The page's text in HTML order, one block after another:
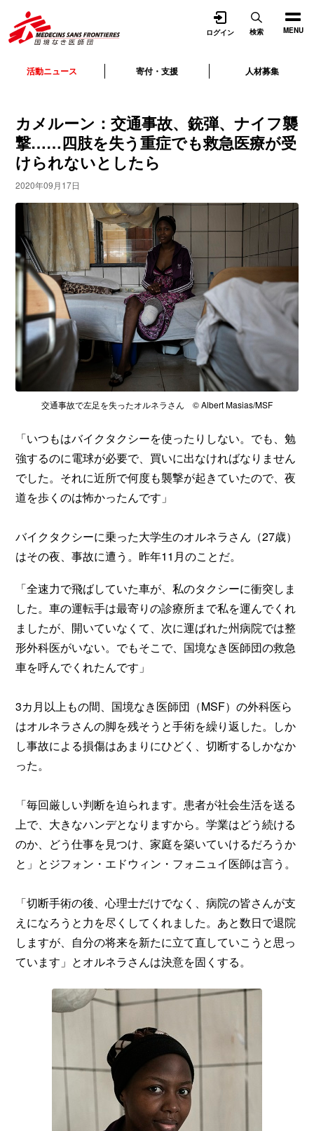
MENU
活動ニュース 寄付・支援 人材募集
ログイン 検索
カメルーン：交通事故、銃弾、ナイフ襲
撃……四肢を失う重症でも救急医療が受
けられないとしたら
2020年09月17日
交通事故で左足を失ったオルネラさん © Albert Masias/MSF
「いつもはバイクタクシーを使ったりしない。でも、勉
強するのに電球が必要で、買いに出なければなりません
でした。それに近所で何度も襲撃が起きていたので、夜
道を歩くのは怖かったんです」
バイクタクシーに乗った大学生のオルネラさん（27歳）
はその夜、事故に遭う。昨年11月のことだ。
「全速力で飛ばしていた車が、私のタクシーに衝突しま
した。車の運転手は最寄りの診療所まで私を運んでくれ
ましたが、開いていなくて、次に運ばれた州病院では整
形外科医がいない。でもそこで、国境なき医師団の救急
車を呼んでくれたんです」
3カ月以上もの間、国境なき医師団（MSF）の外科医ら
はオルネラさんの脚を残そうと手術を繰り返した。しか
し事故による損傷はあまりにひどく、切断するしかなか
った。
「毎回厳しい判断を迫られます。患者が社会生活を送る
上で、大きなハンデとなりますから。学業はどう続ける
のか、どう仕事を見つけ、家庭を築いていけるだろうか
と」とジフォン・エドウィン・フォニュイ医師は言う。
「切断手術の後、心理士だけでなく、病院の皆さんが支
えになろうと力を尽くしてくれました。あと数日で退院
しますが、自分の将来を新たに立て直していこうと思っ
ています」とオルネラさんは決意を固くする。